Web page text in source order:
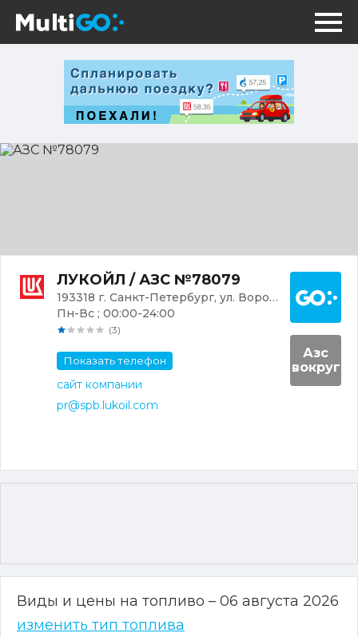
АЗС
ЛУКОЙЛ / АЗС №78079
193318 г. Санкт-Петербург, ул. Ворошилова, 10
Пн-Вс ; 00:00-24:00
(3)
Показать телефон
сайт компании
pr@spb.lukoil.com
Азс
вокруг
Виды и цены на топливо – 06 августа 2026
изменить тип топлива